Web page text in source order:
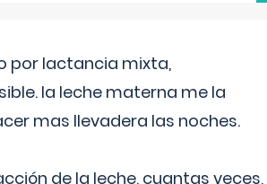
por lactancia mixta,
la leche materna me la
mas llevadera las noches.
de la leche, cuantas veces,